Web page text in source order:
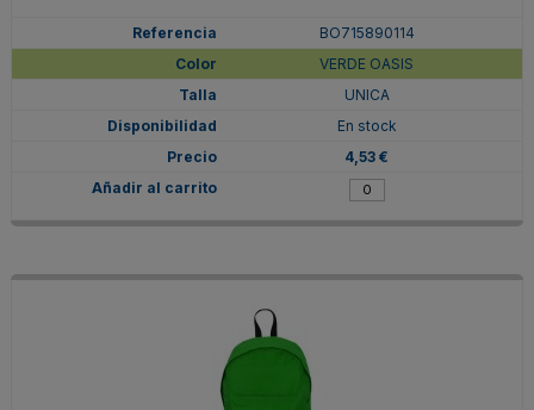
BO715890114
VERDE OASIS
UNICA
En stock
4,53 €